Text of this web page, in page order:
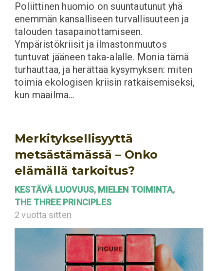
Poliittinen huomio on suuntautunut yhä
enemmän kansalliseen turvallisuuteen ja
talouden tasapainottamiseen.
Ympäristökriisit ja ilmastonmuutos
tuntuvat jääneen taka-alalle. Monia tämä
turhauttaa, ja herättää kysymyksen: miten
toimia ekologisen kriisin ratkaisemiseksi,
kun maailma…
Merkityksellisyyttä
metsästämässä – Onko
elämällä tarkoitus?
KESTÄVÄ LUOVUUS, MIELEN TOIMINTA,
THE THREE PRINCIPLES
2 vuotta sitten